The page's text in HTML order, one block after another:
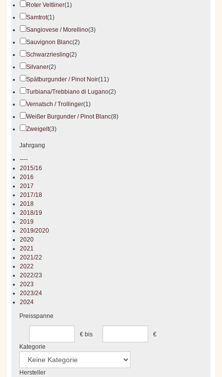
Roter Veltliner(1)
Samtrot(1)
Sangiovese / Morellino(3)
Sauvignon Blanc(2)
Schwarzriesling(2)
Silvaner(2)
Spätburgunder / Pinot Noir(11)
Turbiana/Trebbiano di Lugano(2)
Vernatsch / Trollinger(1)
Weißer Burgunder / Pinot Blanc(8)
Zweigelt(3)
Jahrgang
----
2015/16
2016
2017
2017/18
2018
2018/19
2019
2019/2020
2020
2021
2021/22
2022
2022/23
2023
2023/24
2024
Preisspanne
€ bis
€
Kategorie
Hersteller